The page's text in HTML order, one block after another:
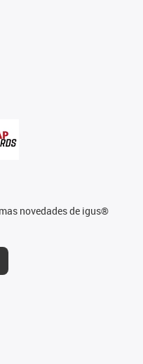
novedades de igus®